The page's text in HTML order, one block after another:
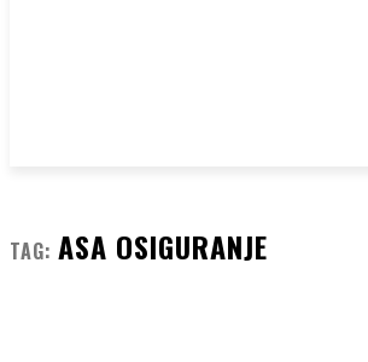
TAG: ASA OSIGURANJE